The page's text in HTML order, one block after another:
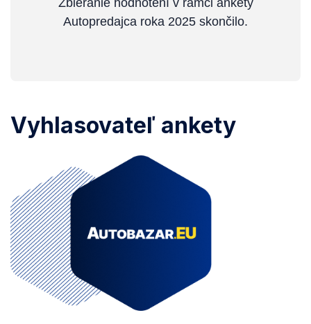
Autopredajca roka 2025 skončilo.
Vyhlasovateľ ankety